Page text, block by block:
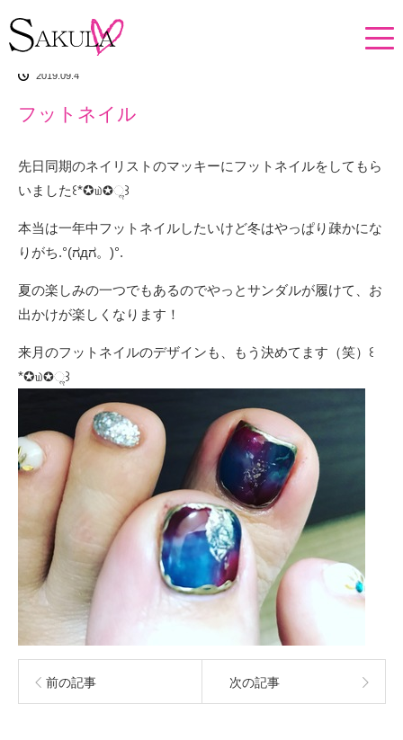
イチオシアイテム
2019.09.4
フットネイル
先日同期のネイリストのマッキーにフットネイルをしてもら
いました꒰*✪௰✪ૢ꒱
本当は一年中フットネイルしたいけど冬はやっぱり疎かにな
りがち.°(ಗдಗ。)°.
夏の楽しみの一つでもあるのでやっとサンダルが履けて、お
出かけが楽しくなります！
来月のフットネイルのデザインも、もう決めてます（笑）꒰
*✪௰✪ૢ꒱
前の記事 次の記事